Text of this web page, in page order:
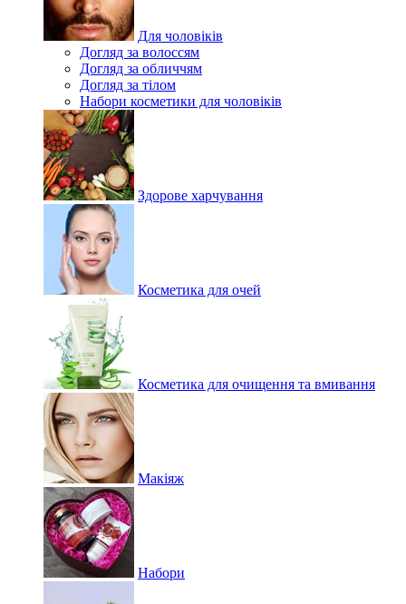
Для чоловіків
Догляд за волоссям
Догляд за обличчям
Догляд за тілом
Набори косметики для чоловіків
Здорове харчування
Косметика для очей
Косметика для очищення та вмивання
Макіяж
Набори